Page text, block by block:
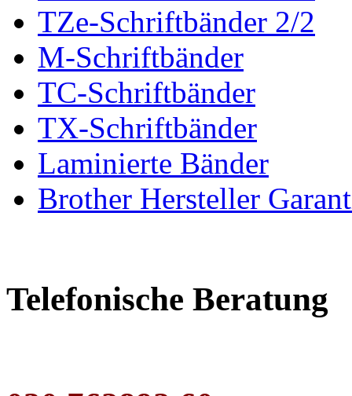
TZe-Schriftbänder 2/2
M-Schriftbänder
TC-Schriftbänder
TX-Schriftbänder
Laminierte Bänder
Brother Hersteller
Telefonische Beratung